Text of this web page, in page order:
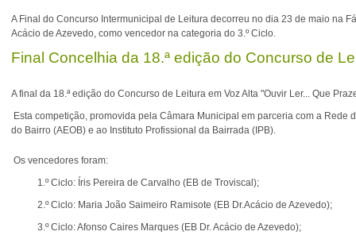
A Final do Concurso Intermunicipal de Leitura decorreu no dia 23 de maio na
Acácio de Azevedo, como vencedor na categoria do 3.º Ciclo.
Final Concelhia da 18.ª edição do Concurso de
A final da 18.ª edição do Concurso de Leitura em Voz Alta "Ouvir Ler... Que
Esta competição, promovida pela Câmara Municipal em parceria com a
do Bairro (AEOB) e ao Instituto Profissional da Bairrada (IPB).
Os vencedores foram:
1.º Ciclo: Íris Pereira de Carvalho (EB de Troviscal);
2.º Ciclo: Maria João Saimeiro Ramisote (EB Dr.Acácio de Azevedo);
3.º Ciclo: Afonso Caires Marques (EB Dr. Acácio de Azevedo);